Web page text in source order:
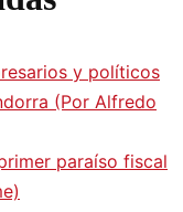
y políticos
(Por Alfredo
paraíso fiscal